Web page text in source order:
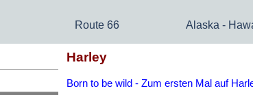
Route 66 Alaska -
Harley
Born to be wild - Zum ersten Mal auf